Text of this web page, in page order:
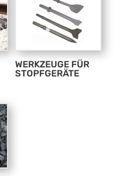
WERKZEUGE FÜR
STOPFGERÄTE